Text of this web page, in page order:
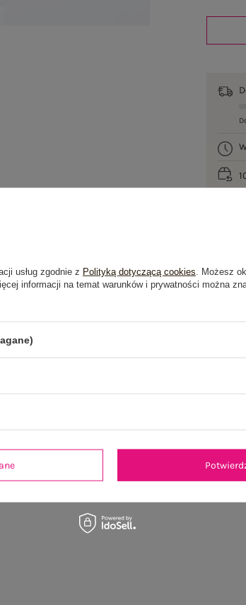
usług zgodnie z Polityką dotyczącą cookies . Możesz
informacji na temat warunków i prywatności można